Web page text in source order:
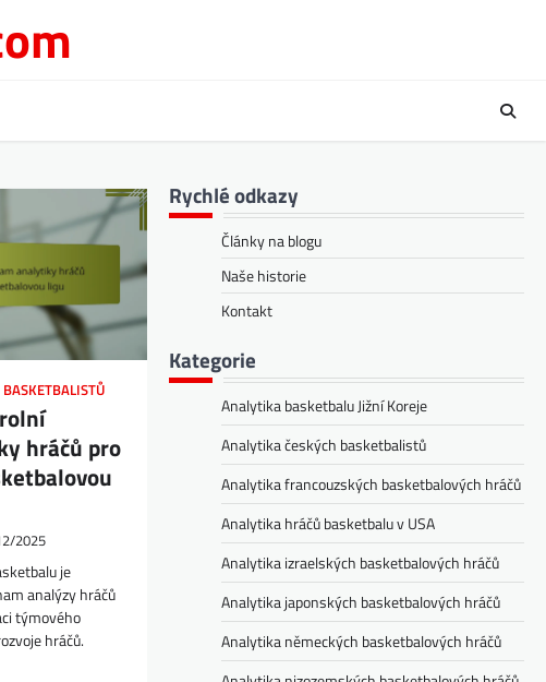
hráčů pro
2025
je
analýzy hráčů
týmového
hráčů.
Rychlé odkazy
Články na blogu
Naše historie
Kontakt
Kategorie
Analytika basketbalu Jižní Koreje
Analytika českých basketbalistů
Analytika francouzských basketbalových hráčů
Analytika hráčů basketbalu v USA
Analytika izraelských basketbalových hráčů
Analytika japonských basketbalových hráčů
Analytika německých basketbalových hráčů